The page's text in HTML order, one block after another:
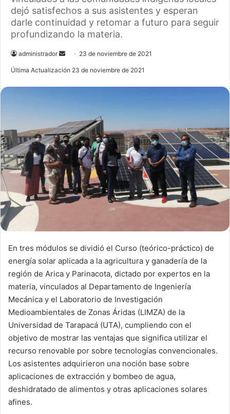
dejó satisfechos a sus asistentes y esperan
darle continuidad y retomar a futuro para seguir
profundizando la materia.
administrador
e
e
m
a
l
23 de noviembre de 2021
Última Actualización 23 de noviembre de 2021
En tres módulos se dividió el Curso (teórico-práctico) de
energía solar aplicada a la agricultura y ganadería de la
región de Arica y Parinacota, dictado por expertos en la
materia, vinculados al Departamento de Ingeniería
Mecánica y el Laboratorio de Investigación
Medioambientales de Zonas Áridas (LIMZA) de la
Universidad de Tarapacá (UTA), cumpliendo con el
objetivo de mostrar las ventajas que significa utilizar el
recurso renovable por sobre tecnologías convencionales.
Los asistentes adquirieron una noción base sobre
aplicaciones de extracción y bombeo de agua,
deshidratado de alimentos y otras aplicaciones solares
afines.